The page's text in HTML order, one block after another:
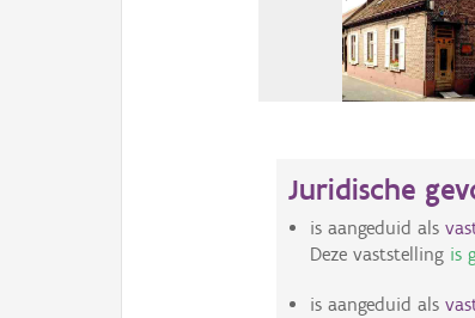
Juridische
is aangeduid als
Deze vaststelling is
is aangeduid als